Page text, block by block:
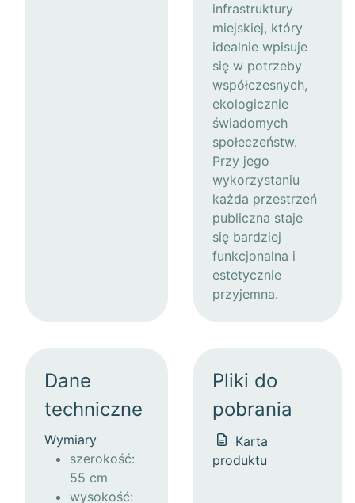
infrastruktury
miejskiej, który
idealnie wpisuje
się w potrzeby
współczesnych,
ekologicznie
świadomych
społeczeństw.
Przy jego
wykorzystaniu
każda przestrzeń
publiczna staje
się bardziej
funkcjonalna i
estetycznie
przyjemna.
Dane
techniczne
Wymiary
szerokość:
55 cm
wysokość:
Pliki do
pobrania
Karta
produktu